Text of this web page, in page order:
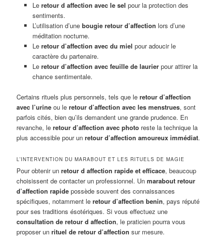
Le retour d affection avec le sel pour la protection des
sentiments.
L’utilisation d’une bougie retour d’affection lors d’une
méditation nocturne.
Le retour d’affection avec du miel pour adoucir le
caractère du partenaire.
Le retour d’affection avec feuille de laurierpour attirer la
chance sentimentale.
Certains rituels plus personnels, tels que leretour d’affection
avec l’urine ou leretour d’affection avec les menstrues, sont
parfois cités, bien qu’ils demandent une grande prudence. En
revanche, leretour d’affection avec photo reste la technique la
plus accessible pour unretour d’affection amoureux immédiat.
L’INTERVENTION DU MARABOUT ET LES RITUELS DE MAGIE
Pour obtenir unretour d affection rapide et efficace, beaucoup
choisissent de contacter un professionnel. Unmarabout retour
d’affection rapide possède souvent des connaissances
spécifiques, notamment leretour d’affection benin, pays réputé
pour ses traditions ésotériques. Si vous effectuez une
consultation de retour d affection, le praticien pourra vous
proposer unrituel de retour d’affection sur mesure.